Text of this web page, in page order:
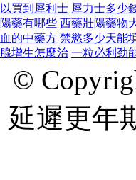
以買到犀利士 犀力士多少
陽藥有哪些 西藥壯陽藥物
血的中藥方 禁慾多少天能
腺增生怎麼治 一粒必利劲
©
延遲更年